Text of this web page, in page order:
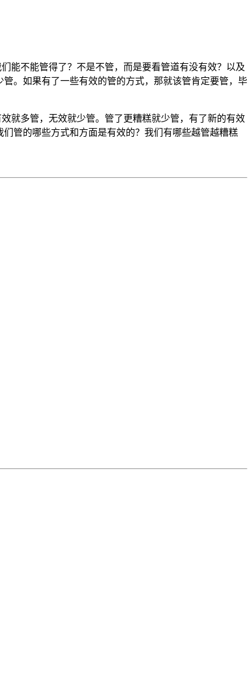
能不能管得了？不是不管，而是要看管道有没有效？以及
。如果有了一些有效的管的方式，那就该管肯定要管，毕
就多管，无效就少管。管了更糟糕就少管，有了新的有效
管的哪些方式和方面是有效的？我们有哪些越管越糟糕